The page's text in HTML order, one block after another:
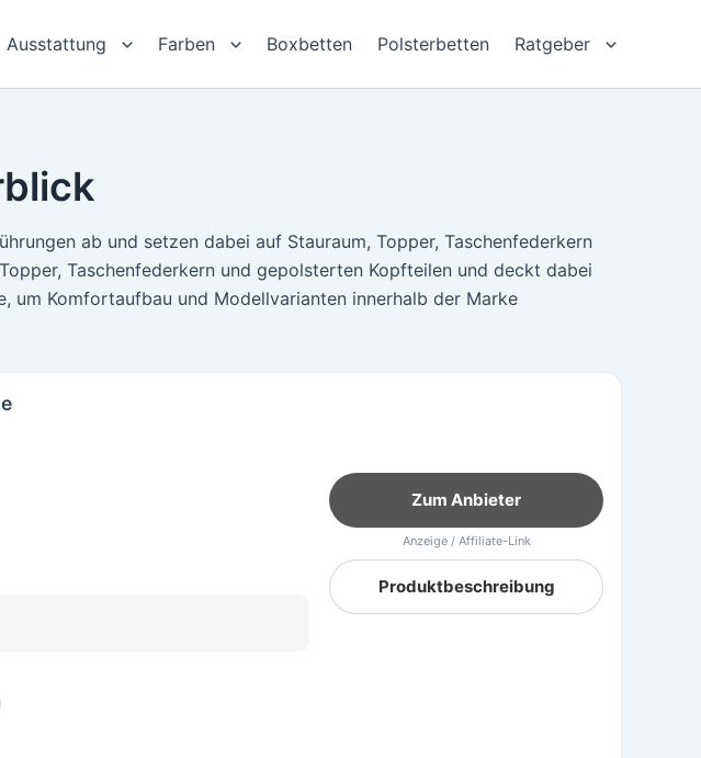
Ausstattung Farben Boxbetten Polsterbetten Ratgeber
ab und setzen dabei auf Stauraum, Topper, Taschenfederkern
Taschenfederkern und gepolsterten Kopfteilen und deckt dabei
um Komfortaufbau und Modellvarianten innerhalb der Marke
Zum Anbieter
Anzeige / Affiliate-Link
Produktbeschreibung